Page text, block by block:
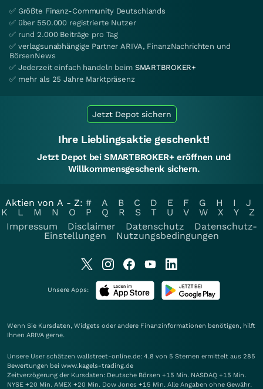
✅ Größte Finanz-Community Deutschlands
✅ über 550.000 registrierte Nutzer
✅ rund 2.000 Beiträge pro Tag
✅ verlagsunabhängige Partner ARIVA, FinanzNachrichten und
BörsenNews
✅ Jederzeit einfach handeln beim SMARTBROKER+
✅ mehr als 25 Jahre Marktpräsenz
Jetzt Depot sichern
Ihre Lieblingsaktie geschenkt!
Jetzt Depot bei SMARTBROKER+ eröffnen und
Willkommensgeschenk sichern.
Aktien von A - Z: # A B C D E F G H I
J
K
L M N O P Q R S T U V W X Y
Z
Impressum
Disclaimer Datenschutz
Datenschutz-
Einstellungen
Nutzungsbedingungen
Unsere Apps:
Wenn Sie Kursdaten, Widgets oder andere Finanzinformationen benötigen, hilft
Ihnen ARIVA gerne.
Unsere User schätzen wallstreet-online.de: 4.8 von 5 Sternen ermittelt aus 285
Bewertungen bei www.kagels-trading.de
Zeitverzögerung der Kursdaten: Deutsche Börsen +15 Min. NASDAQ +15 Min.
NYSE +20 Min. AMEX +20 Min. Dow Jones +15 Min. Alle Angaben ohne Gewähr.